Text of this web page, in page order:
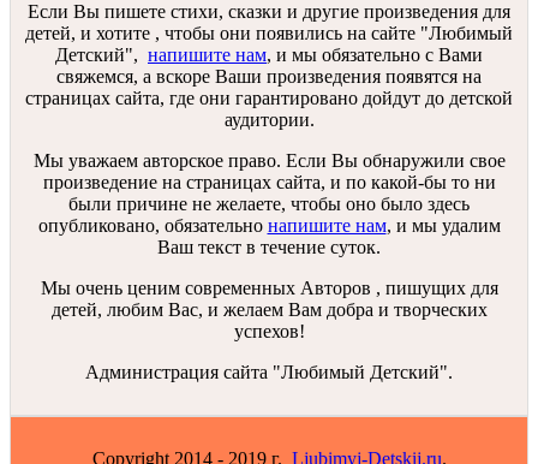
Если Вы пишете стихи, сказки и другие произведения для
детей, и хотите , чтобы они появились на сайте "Любимый
Детский", напишите нам, и мы обязательно с Вами
свяжемся, а вскоре Ваши произведения появятся на
страницах сайта, где они гарантировано дойдут до детской
аудитории.
Мы уважаем авторское право. Если Вы обнаружили свое
произведение на страницах сайта, и по какой-бы то ни
были причине не желаете, чтобы оно было здесь
опубликовано, обязательно напишите нам, и мы удалим
Ваш текст в течение суток.
Мы очень ценим современных Авторов , пишущих для
детей, любим Вас, и желаем Вам добра и творческих
успехов!
Администрация сайта "Любимый Детский".
Copyright 2014 - 2019 г. Ljubimyj-Detskij.ru.